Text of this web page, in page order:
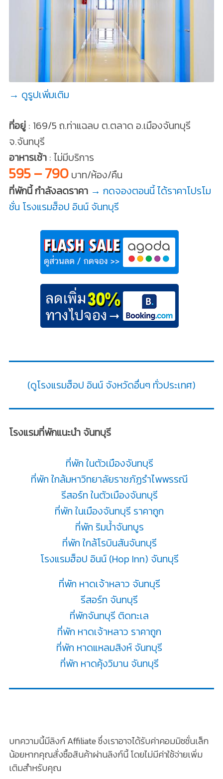
→ ดูรูปเพิ่มเติม
ที่อยู่: 169/5 ถ.ท่าแฉลบ ต.ตลาด อ.เมืองจันทบุรี
จ.จันทบุรี
อาหารเช้า: ไม่มีบริการ
595 – 790บาท/ห้อง/คืน
ที่พักนี้ กำลังลดราคา → กดจองตอนนี้ ได้ราคาโปรโม
ชั่น โรงแรมฮ็อป อินน์ จันทบุรี
(ดูโรงแรมฮ็อป อินน์ จังหวัดอื่นๆ ทั่วประเทศ)
โรงแรมที่พักแนะนำ จันทบุรี
ที่พัก ในตัวเมืองจันทบุรี
ที่พัก ใกล้มหาวิทยาลัยราชภัฏรำไพพรรณี
รีสอร์ท ในตัวเมืองจันทบุรี
ที่พัก ในเมืองจันทบุรี ราคาถูก
ที่พัก ริมน้ำจันทบูร
ที่พัก ใกล้โรบินสันจันทบุรี
โรงแรมฮ็อป อินน์ (Hop Inn) จันทบุรี
ที่พัก หาดเจ้าหลาว จันทบุรี
รีสอร์ท จันทบุรี
ที่พักจันทบุรี ติดทะเล
ที่พัก หาดเจ้าหลาว ราคาถูก
ที่พัก หาดแหลมสิงห์ จันทบุรี
ที่พัก หาดคุ้งวิมาน จันทบุรี
บทความนี้มีลิงก์ Affiliate ซึ่งเราอาจได้รับค่าคอมมิชชั่นเล็ก
น้อยหากคุณสั่งซื้อสินค้าผ่านลิงก์นี้ โดยไม่มีค่าใช้จ่ายเพิ่ม
เติมสำหรับคุณ